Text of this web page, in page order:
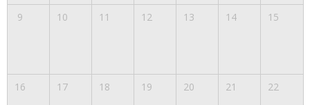
9 10 11 12 13 14 15
16 17 18 19 20 21 22